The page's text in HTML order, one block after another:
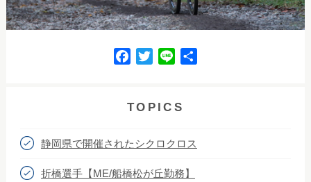
e
k
t
e
e
TOPICS
静岡県で開催されたシクロクロス
折橋選手【ME/船橋松が丘勤務】